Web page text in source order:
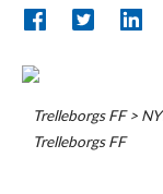
Trelleborgs FF>
Trelleborgs FF